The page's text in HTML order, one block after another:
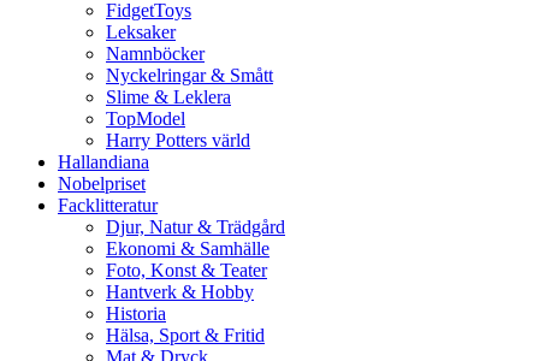
FidgetToys
Leksaker
Namnböcker
Nyckelringar & Smått
Slime & Leklera
TopModel
Harry Potters värld
Hallandiana
Nobelpriset
Facklitteratur
Djur, Natur & Trädgård
Ekonomi & Samhälle
Foto, Konst & Teater
Hantverk & Hobby
Historia
Hälsa, Sport & Fritid
Mat & Dryck